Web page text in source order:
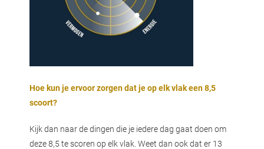
Hoe kun je ervoor zorgen dat je op elk vlak een 8,5
scoort?
Kijk dan naar de dingen die je iedere dag gaat doen om
deze 8,5 te scoren op elk vlak. Weet dan ook dat er 13